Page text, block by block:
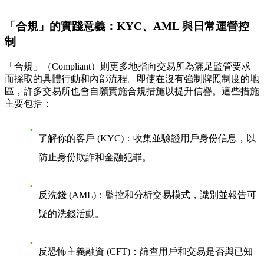
「合規」的實踐意義：KYC、AML 與日常運營控
制
「合規」（Compliant）則更多地指向交易所為滿足監管要求
而採取的具體行動和內部流程。即使在沒有強制牌照制度的地
區，許多交易所也會自願實施合規措施以提升信譽。這些措施
主要包括：
了解你的客戶 (KYC) ：收集並驗證用戶身份信息，以
防止身份欺詐和金融犯罪。
反洗錢 (AML) ：監控和分析交易模式，識別並報告可
疑的洗錢活動。
反恐怖主義融資 (CFT) ：篩查用戶和交易是否與已知